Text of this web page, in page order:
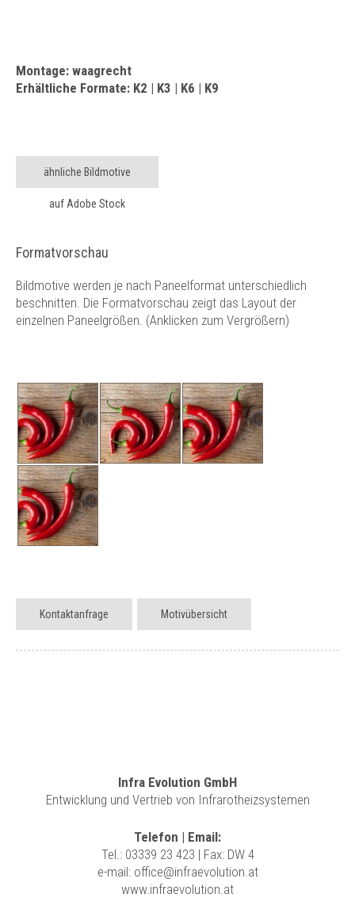
Montage: waagrecht
Erhältliche Formate: K2 | K3 | K6 | K9
ähnliche Bildmotive
auf Adobe Stock
Formatvorschau
Bildmotive werden je nach Paneelformat unterschiedlich
beschnitten. Die Formatvorschau zeigt das Layout der
einzelnen Paneelgrößen. (Anklicken zum Vergrößern)
Kontaktanfrage Motivübersicht
Infra Evolution GmbH
Entwicklung und Vertrieb von Infrarotheizsystemen
Telefon | Email:
Tel.: 03339 23 423 | Fax: DW 4
e-mail: office@infraevolution.at
www.infraevolution.at